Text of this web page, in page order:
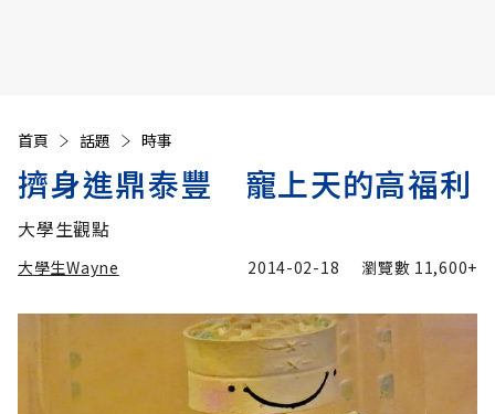
首頁 話題 時事
擠身進鼎泰豐 寵上天的高福利
大學生觀點
大學生Wayne 2014-02-18 瀏覽數 11,600+